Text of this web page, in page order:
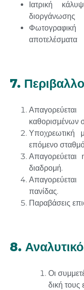
Ιατρική
διοργάνωσης
αποτελέσματα
7.
καθορισμένων
Υποχρεωτική
επόμενο
διαδρομή.
πανίδας.
Παραβάσεις
8.
Οι
δική τους